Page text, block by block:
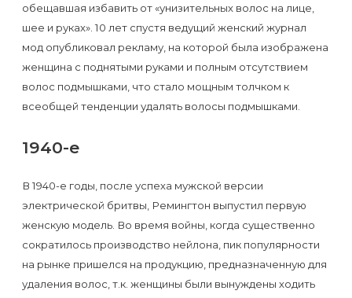
обещавшая избавить от «унизительных волос на лице,
шее и руках». 10 лет спустя ведущий женский журнал
мод опубликовал рекламу, на которой была изображена
женщина с поднятыми руками и полным отсутствием
волос подмышками, что стало мощным толчком к
всеобщей тенденции удалять волосы подмышками.
1940-е
В 1940-е годы, после успеха мужской версии
электрической бритвы, Ремингтон выпустил первую
женскую модель. Во время войны, когда существенно
сократилось производство нейлона, пик популярности
на рынке пришелся на продукцию, предназначенную для
удаления волос, т.к. женщины были вынуждены ходить